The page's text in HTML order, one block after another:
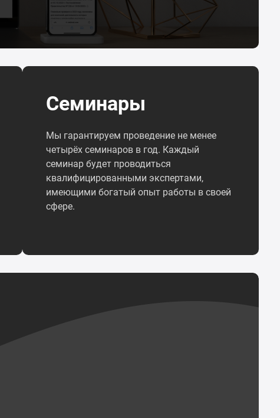
Семинары
Мы гарантируем проведение не менее
четырёх семинаров в год. Каждый
семинар будет проводиться
квалифицированными экспертами,
имеющими богатый опыт работы в своей
сфере.